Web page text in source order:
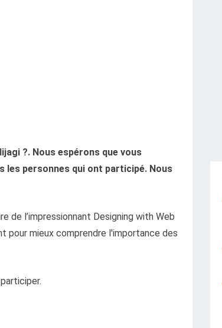
?. Nous espérons que vous
les personnes qui ont participé. Nous
de l’impressionnant Designing with Web
pour mieux comprendre l'importance des